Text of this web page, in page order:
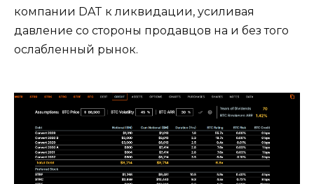
компании DAT к ликвидации, усиливая
давление со стороны продавцов на и без того
ослабленный рынок.